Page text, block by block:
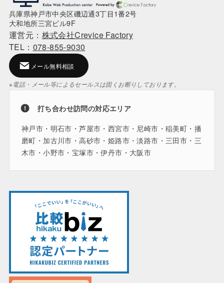
兵庫県神戸市中央区磯辺通3丁目1番2号
大和地所三宮ビル9F
運営元： 株式会社Crevice Factory
TEL： 078-855-9030
メール無料相談
※電話・メール等によるセールスは固くお断りしております。
打ち合わせ訪問の対応エリア
神戸市・明石市・芦屋市・西宮市・尼崎市・稲美町・播
磨町・加古川市・高砂市・姫路市・淡路市・三田市・三
木市・小野市・宝塚市・伊丹市・大阪市